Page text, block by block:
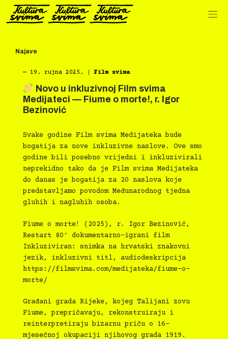
Preskoči
sadržaj
Najave
― 19. rujna 2025. Film svima
Novo u inkluzivnoj Film svima
Medijateci — Fiume o morte!, r. Igor
Bezinović
Svake godine Film svima Medijateka bude
bogatija za nove inkluzivne naslove. Ove smo
godine bili posebno vrijedni i inkluzivirali
neprekidno tako da je Film svima Medijateka
do danas je bogatija za 20 naslova koje
predstavljamo povodom Međunarodnog tjedna
gluhih i nagluhih osoba.
Fiume o morte! (2025), r. Igor Bezinović,
Restart 80′ dokumentarno-igrani film
Inkluziviran: snimka na hrvatski znakovni
jezik, inkluzivni titl, audiodeskripcija
https://filmsvima.com/medijateka/fiume-o-
morte/
Građani grada Rijeke, kojeg Talijani zovu
Fiume, prepričavaju, rekonstruiraju i
reinterpretiraju bizarnu priču o 16-
mjesečnoj okupaciji njihovog grada 1919.